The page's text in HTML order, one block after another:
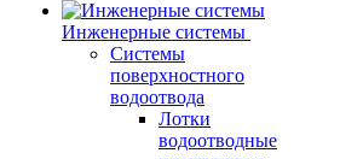
Инженерные системы
Системы
поверхностного
водоотвода
Лотки
водоотводные